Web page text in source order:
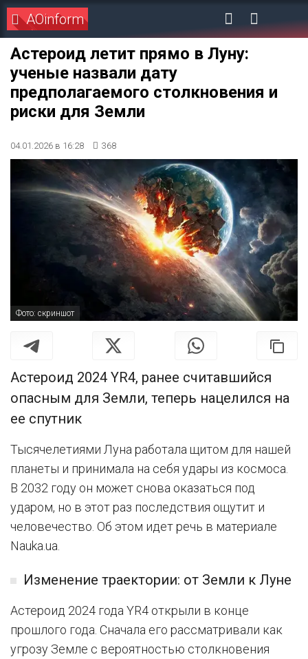
AOinform
Астероид летит прямо в Луну:
ученые назвали дату
предполагаемого столкновения и
риски для Земли
04.01.2026 в 16:28 368
Фото: скриншот
Астероид 2024 YR4, ранее считавшийся
опасным для Земли, теперь нацелился на
ее спутник
Тысячелетиями Луна работала щитом для нашей
планеты и принимала на себя удары из космоса.
В 2032 году он может снова оказаться под
ударом, но в этот раз последствия ощутит и
человечество. Об этом идет речь в материале
Nauka.ua.
Изменение траектории: от Земли к Луне
Астероид 2024 года YR4 открыли в конце
прошлого года. Сначала его рассматривали как
угрозу Земле с вероятностью столкновения